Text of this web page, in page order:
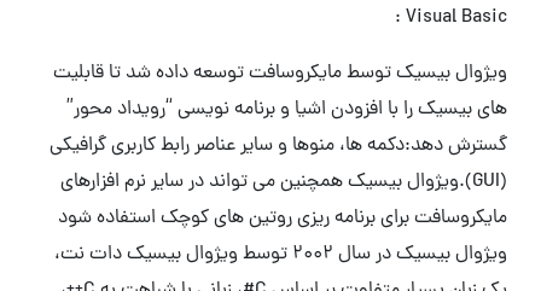
Visual Basic :
ویژوال بیسیک توسط مایکروسافت توسعه داده شد تا قابلیت
های بیسیک را با افزودن اشیا و برنامه نویسی “رویداد محور”
گسترش دهد:دکمه ها، منوها و سایر عناصر رابط کاربری گرافیکی
(GUI).ویژوال بیسیک همچنین می تواند در سایر نرم افزارهای
مایکروسافت برای برنامه ریزی روتین های کوچک استفاده شود
ویژوال بیسیک در سال 2002 توسط ویژوال بیسیک دات نت،